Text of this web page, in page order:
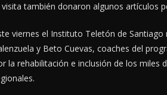
visita también donaron algunos artículos
viernes el Instituto Teletón de Santiago
y Beto Cuevas, coaches del
la rehabilitación e inclusión de los miles